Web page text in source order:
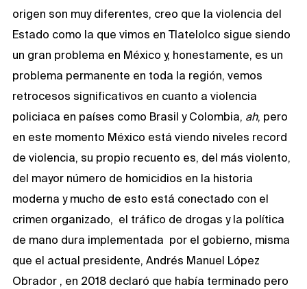
origen son muy diferentes, creo que la violencia del
Estado como la que vimos en Tlatelolco sigue siendo
un gran problema en México y, honestamente, es un
problema permanente en toda la región, vemos
retrocesos significativos en cuanto a violencia
policiaca en países como Brasil y Colombia, ah, pero
en este momento México está viendo niveles record
de violencia, su propio recuento es, del más violento,
del mayor número de homicidios en la historia
moderna y mucho de esto está conectado con el
crimen organizado, el tráfico de drogas y la política
de mano dura implementada por el gobierno, misma
que el actual presidente, Andrés Manuel López
Obrador , en 2018 declaró que había terminado pero